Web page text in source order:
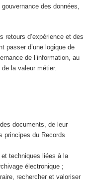
des données,
retours d’expérience et des
passer d’une logique de
de l’information, au
la valeur métier.
documents, de leur
principes du Records
techniques liées à la
électronique ;
rechercher et valoriser